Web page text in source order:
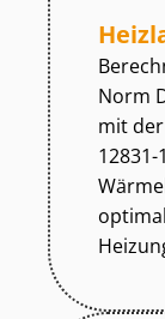
Norm
mit